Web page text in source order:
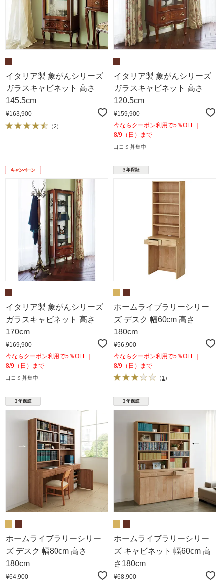
イタリア製 象がんシリーズ
ガラスキャビネット 高さ
145.5cm
¥163,900
（2）
イタリア製 象がんシリーズ
ガラスキャビネット 高さ
120.5cm
¥159,900
今ならクーポン利用で5％OFF｜
8/9（日）まで
口コミ募集中
イタリア製 象がんシリーズ
ガラスキャビネット 高さ
170cm
¥169,900
今ならクーポン利用で5％OFF｜
8/9（日）まで
口コミ募集中
ホームライブラリーシリー
ズ デスク 幅60cm 高さ
180cm
¥56,900
今ならクーポン利用で5％OFF｜
8/9（日）まで
（ 1 ）
ホームライブラリーシリー
ズ デスク 幅80cm 高さ
180cm
¥64,900
ホームライブラリーシリー
ズ キャビネット 幅60cm 高
さ180cm
¥68,900